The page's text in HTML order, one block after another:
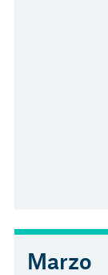
Marzo